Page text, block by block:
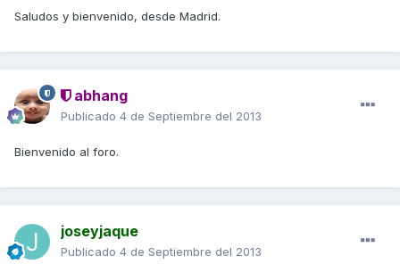
Saludos y bienvenido, desde Madrid.
abhang
Publicado 4 de Septiembre del 2013
Bienvenido al foro.
joseyjaque
Publicado 4 de Septiembre del 2013